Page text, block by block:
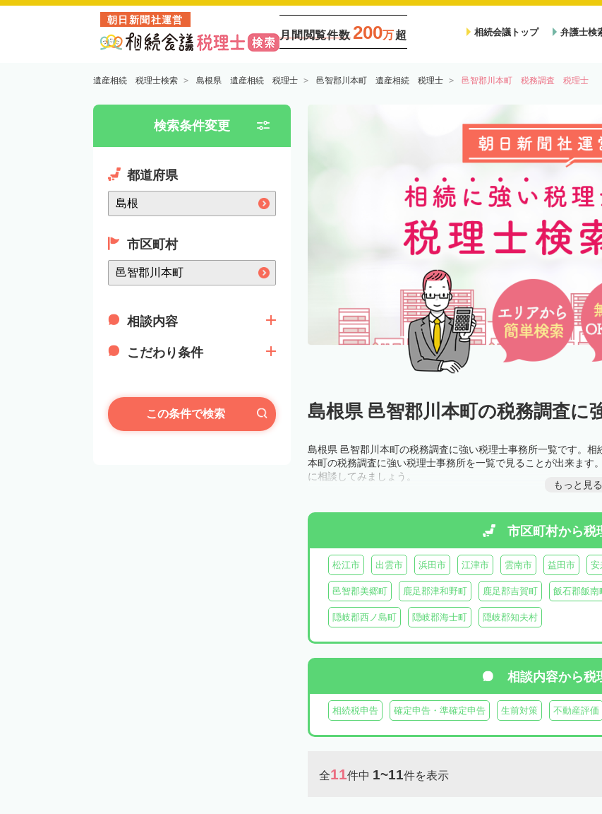
朝日新聞社運営
月間閲覧件数 200万超 相続会議トップ 弁護士検
遺産相続 税理士検索 島根県 遺産相続 税理士 邑智郡川本町 遺産相続 税理士 邑智郡川本町 税務調査 税理士
検索条件変更
都道府県
市区町村
相談内容
こだわり条件
この条件で検索 島根県 邑智郡川本町の税務調査に
島根県 邑智郡川本町の税務調査に強い税理士事務所一覧です。
本町の税務調査に強い税理士事務所を一覧で見ることが出来ま
に相談してみましょう。
もっと見る
市区町村から税
松江市 出雲市 浜田市 江津市 雲南市 益田市 安
邑智郡美郷町 鹿足郡津和野町 鹿足郡吉賀町 飯石郡飯南
隠岐郡西ノ島町 隠岐郡海士町 隠岐郡知夫村
相談内容から税
相続税申告 確定申告・準確定申告 生前対策 不動産評価
全11件中 1~11件を表示